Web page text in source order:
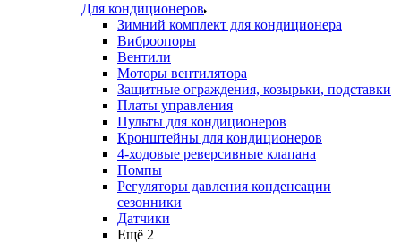
Для кондиционеров
Зимний комплект для кондиционера
Виброопоры
Вентили
Моторы вентилятора
Защитные ограждения, козырьки, подставки
Платы управления
Пульты для кондиционеров
Кронштейны для кондиционеров
4-ходовые реверсивные клапана
Помпы
Регуляторы давления конденсации
сезонники
Датчики
Ещё 2